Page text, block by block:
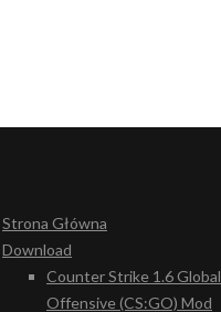
Strona Główna
Download
Counter Strike 1.6 Global
Offensive (CS:GO) Mod